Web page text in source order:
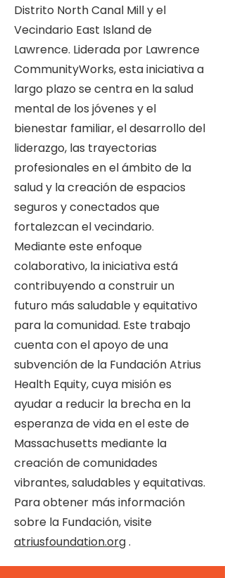
Distrito North Canal Mill y el
Vecindario East Island de
Lawrence. Liderada por Lawrence
CommunityWorks, esta iniciativa a
largo plazo se centra en la salud
mental de los jóvenes y el
bienestar familiar, el desarrollo del
liderazgo, las trayectorias
profesionales en el ámbito de la
salud y la creación de espacios
seguros y conectados que
fortalezcan el vecindario.
Mediante este enfoque
colaborativo, la iniciativa está
contribuyendo a construir un
futuro más saludable y equitativo
para la comunidad. Este trabajo
cuenta con el apoyo de una
subvención de la Fundación Atrius
Health Equity, cuya misión es
ayudar a reducir la brecha en la
esperanza de vida en el este de
Massachusetts mediante la
creación de comunidades
vibrantes, saludables y equitativas.
Para obtener más información
sobre la Fundación, visite
atriusfoundation.org.